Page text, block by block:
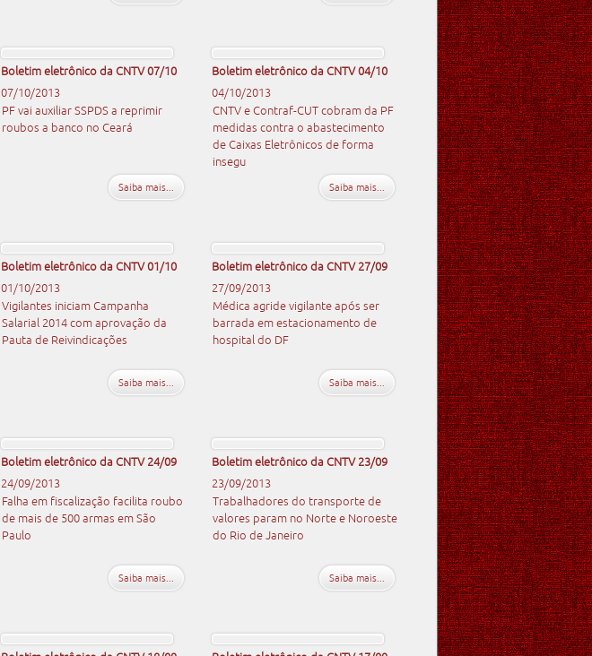
Boletim eletrônico da CNTV 07/10
07/10/2013
PF vai auxiliar SSPDS a reprimir
roubos a banco no Ceará
Saiba mais...
Boletim eletrônico da CNTV 04/10
04/10/2013
CNTV e Contraf-CUT cobram da PF
medidas contra o abastecimento
de Caixas Eletrônicos de forma
insegu
Saiba mais...
Boletim eletrônico da CNTV 01/10
01/10/2013
Vigilantes iniciam Campanha
Salarial 2014 com aprovação da
Pauta de Reivindicações
Saiba mais...
Boletim eletrônico da CNTV 27/09
27/09/2013
Médica agride vigilante após ser
barrada em estacionamento de
hospital do DF
Saiba mais...
Boletim eletrônico da CNTV 24/09
24/09/2013
Falha em fiscalização facilita roubo
de mais de 500 armas em São
Paulo
Saiba mais...
Boletim eletrônico da CNTV 23/09
23/09/2013
Trabalhadores do transporte de
valores param no Norte e Noroeste
do Rio de Janeiro
Saiba mais...